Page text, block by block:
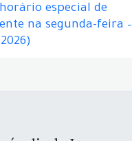
especial de
na segunda-feira –